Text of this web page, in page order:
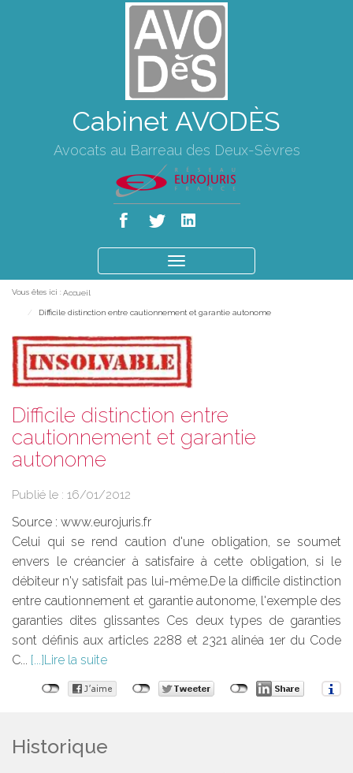
Cabinet AVODÈS
Avocats au Barreau des Deux-Sèvres
le
Vous êtes ici : Accueil
Difficile distinction entre cautionnement et garantie autonome
Difficile distinction entre
cautionnement et garantie
autonome
Publié le : 16/01/2012
Source : www.eurojuris.fr
Celui qui se rend caution d'une obligation, se soumet
envers le créancier à satisfaire à cette obligation, si le
débiteur n'y satisfait pas lui-même.De la difficile distinction
entre cautionnement et garantie autonome, l'exemple des
garanties dites glissantes Ces deux types de garanties
sont définis aux articles 2288 et 2321 alinéa 1er du Code
C...
Lire la suite
Historique